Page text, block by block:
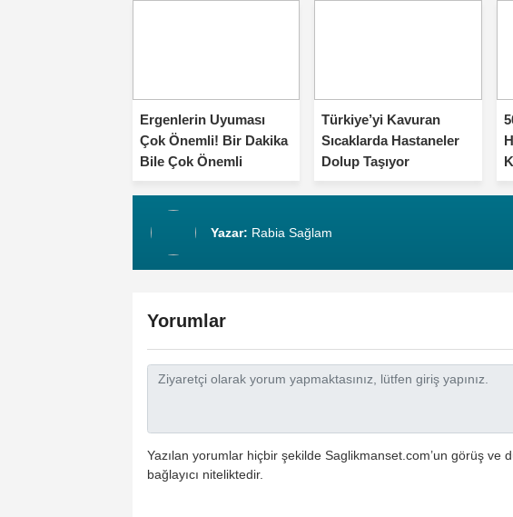
Ergenlerin Uyuması
Çok Önemli! Bir Dakika
Bile Çok Önemli
Türkiye’yi Kavuran
Sıcaklarda Hastaneler
Dolup Taşıyor
Yazar: Rabia Sağlam
Yorumlar
Yazılan yorumlar hiçbir şekilde Saglikmanset.com’un görüş ve
bağlayıcı niteliktedir.